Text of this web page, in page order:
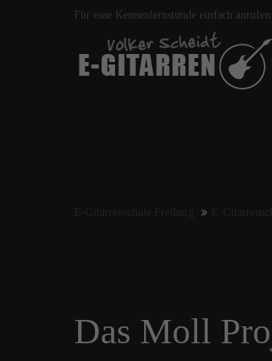
Für eine Kennenlernstunde einfach
Das Moll